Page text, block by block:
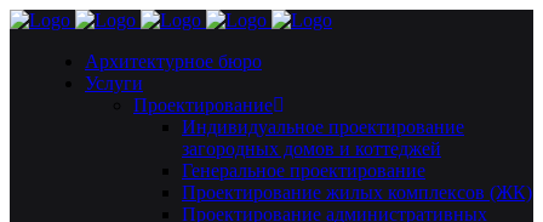
Архитектурное бюро
Услуги
Проектирование
Индивидуальное проектирование
загородных домов и коттеджей
Генеральное проектирование
Проектирование жилых комплексов (ЖК)
Проектирование административных